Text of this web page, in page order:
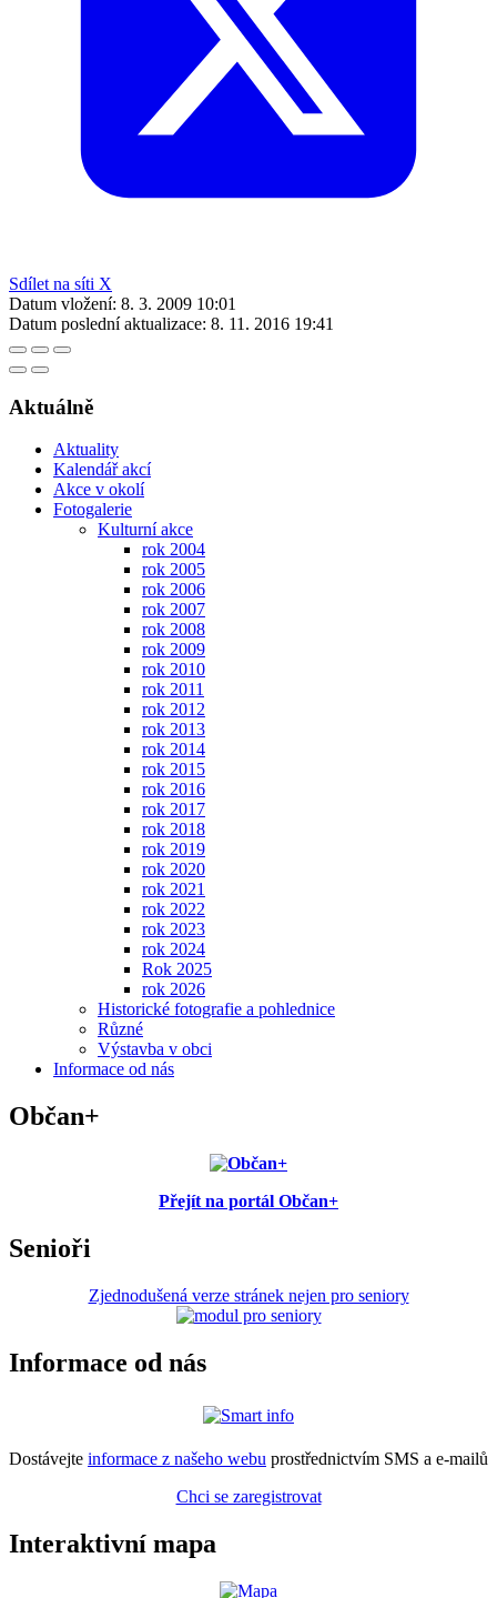
Sdílet na síti X
Datum vložení: 8. 3. 2009 10:01
Datum poslední aktualizace: 8. 11. 2016 19:41
Aktuálně
Aktuality
Kalendář akcí
Akce v okolí
Fotogalerie
Kulturní akce
rok 2004
rok 2005
rok 2006
rok 2007
rok 2008
rok 2009
rok 2010
rok 2011
rok 2012
rok 2013
rok 2014
rok 2015
rok 2016
rok 2017
rok 2018
rok 2019
rok 2020
rok 2021
rok 2022
rok 2023
rok 2024
Rok 2025
rok 2026
Historické fotografie a pohlednice
Různé
Výstavba v obci
Informace od nás
Občan+
Přejít na portál Občan+
Senioři
Zjednodušená verze stránek nejen pro seniory
Informace od nás
Dostávejte informace z našeho webu prostřednictvím SMS a e-mailů
Chci se zaregistrovat
Interaktivní mapa